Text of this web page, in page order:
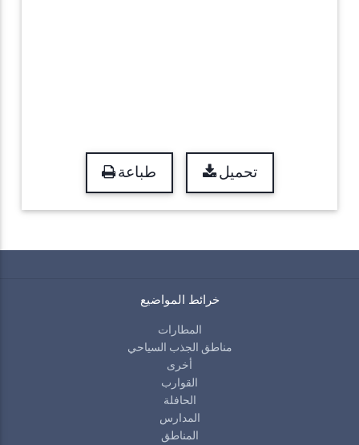
طباعة تحميل
خرائط المواضيع
المطارات
مناطق الجذب السياحي
أخرى
القوارب
الحافلة
المدارس
المناطق